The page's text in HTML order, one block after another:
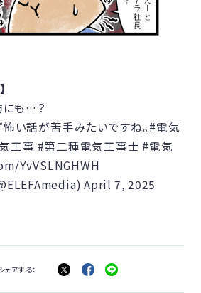
にも…？
い話が苦手みたいですね。#電気
工事 #第二種電気工事士 #電気
YvVSLNGHWH
April 7, 2025
アする：